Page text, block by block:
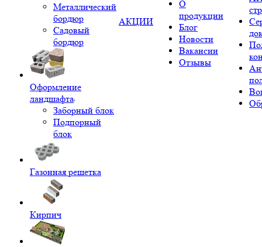
Металлический
бордюр
Садовый
бордюр
Оформление
ландшафта
Заборный блок
Подпорный
блок
Газонная решетка
Кирпич
АКЦИИ
О
продукции
Блог
Новости
Вакансии
Отзывы